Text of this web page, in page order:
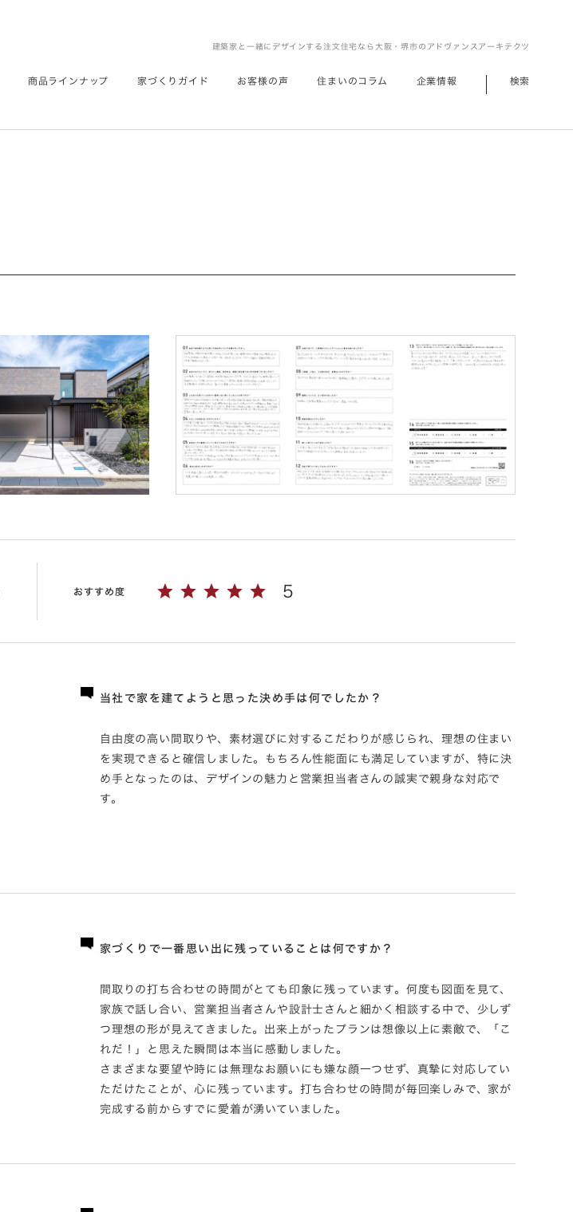
建築家と一緒にデザインする注文住宅なら大阪・堺市のアドヴァンスアーキテクツ
商品ラインナップ 家づくりガイド お客様の声 住まいのコラム 企業情報 検索
おすすめ度 5
当社で家を建てようと思った決め手は何でしたか？
自由度の高い間取りや、素材選びに対するこだわりが感じられ、理想の住まい
を実現できると確信しました。もちろん性能面にも満足していますが、特に決
め手となったのは、デザインの魅力と営業担当者さんの誠実で親身な対応で
す。
家づくりで一番思い出に残っていることは何ですか？
間取りの打ち合わせの時間がとても印象に残っています。何度も図面を見て、
家族で話し合い、営業担当者さんや設計士さんと細かく相談する中で、少しず
つ理想の形が見えてきました。出来上がったプランは想像以上に素敵で、「こ
れだ！」と思えた瞬間は本当に感動しました。
さまざまな要望や時には無理なお願いにも嫌な顔一つせず、真摯に対応してい
ただけたことが、心に残っています。打ち合わせの時間が毎回楽しみで、家が
完成する前からすでに愛着が湧いていました。